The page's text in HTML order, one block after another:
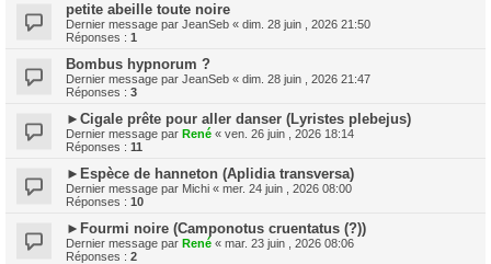
petite abeille toute noire
Dernier message par JeanSeb « dim. 28 juin , 2026 21:50
Réponses : 1
Bombus hypnorum ?
Dernier message par JeanSeb « dim. 28 juin , 2026 21:47
Réponses : 3
►Cigale prête pour aller danser (Lyristes plebejus)
Dernier message par René « ven. 26 juin , 2026 18:14
Réponses : 11
►Espèce de hanneton (Aplidia transversa)
Dernier message par Michi « mer. 24 juin , 2026 08:00
Réponses : 10
►Fourmi noire (Camponotus cruentatus (?))
Dernier message par René « mar. 23 juin , 2026 08:06
Réponses : 2